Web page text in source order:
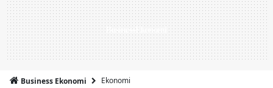
Business Ekonomi Ekonomi